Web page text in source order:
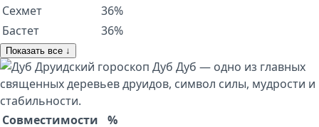
Сехмет
36%
Бастет
36%
Показать все ↓
Друидский гороскоп Дуб Дуб — одно из главных
священных деревьев друидов, символ силы, мудрости и
стабильности.
Совместимости
%